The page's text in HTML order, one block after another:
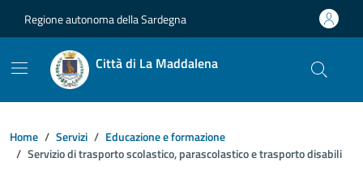
Regione autonoma della Sardegna
Città di La Maddalena
Home Servizi
Educazione e formazione
Servizio di trasporto scolastico, parascolastico e trasporto disabili